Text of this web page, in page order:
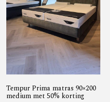
Tempur Prima matras 90×200
medium met 50% korting